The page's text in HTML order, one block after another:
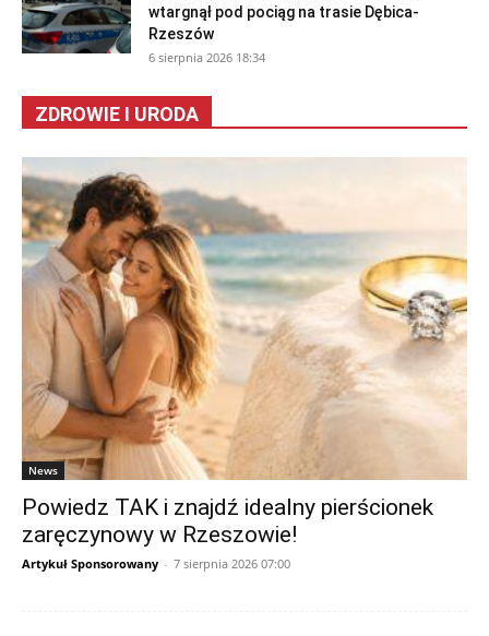
wtargnął pod pociąg na trasie Dębica-
Rzeszów
6 sierpnia 2026 18:34
ZDROWIE I URODA
News
Powiedz TAK i znajdź idealny pierścionek
zaręczynowy w Rzeszowie!
Artykuł Sponsorowany - 7 sierpnia 2026 07:00